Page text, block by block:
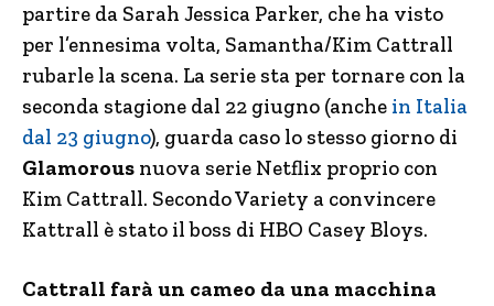
partire da Sarah Jessica Parker, che ha visto
per l’ennesima volta, Samantha/Kim Cattrall
rubarle la scena. La serie sta per tornare con la
seconda stagione dal 22 giugno (anche in Italia
dal 23 giugno), guarda caso lo stesso giorno di
Glamorous nuova serie Netflix proprio con
Kim Cattrall. Secondo Variety a convincere
Kattrall è stato il boss di HBO Casey Bloys.
Cattrall farà un cameo da una macchina